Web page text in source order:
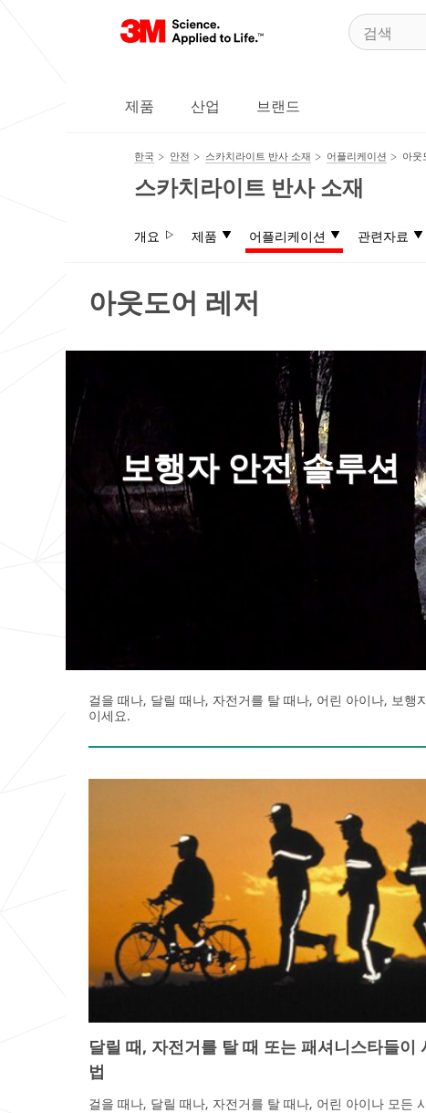
제품 산업 브랜드
한국 안전 스카치라이트 반사 소재 어플리케이션 아웃
스카치라이트 반사 소재
개요 제품 어플리케이션 관련자료
아웃도어 레저
보행자 안전 솔루션
걸을 때나, 달릴 때나, 자전거를 탈 때나, 어린 아이나, 보
이세요.
달릴 때, 자전거를 탈 때 또는 패셔니스타들이
법
걸을 때나, 달릴 때나, 자전거를 탈 때나, 어린 아이나 모든